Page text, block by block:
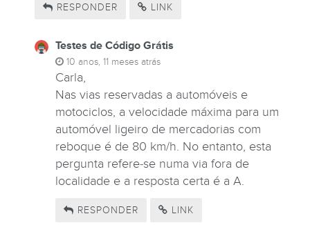
RESPONDER LINK
Testes de Código Grátis
10 anos, 11 meses atrás
Carla,
Nas vias reservadas a automóveis e
motociclos, a velocidade máxima para um
automóvel ligeiro de mercadorias com
reboque é de 80 km/h. No entanto, esta
pergunta refere-se numa via fora de
localidade e a resposta certa é a A.
RESPONDER LINK